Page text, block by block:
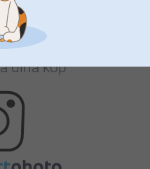
dina köp